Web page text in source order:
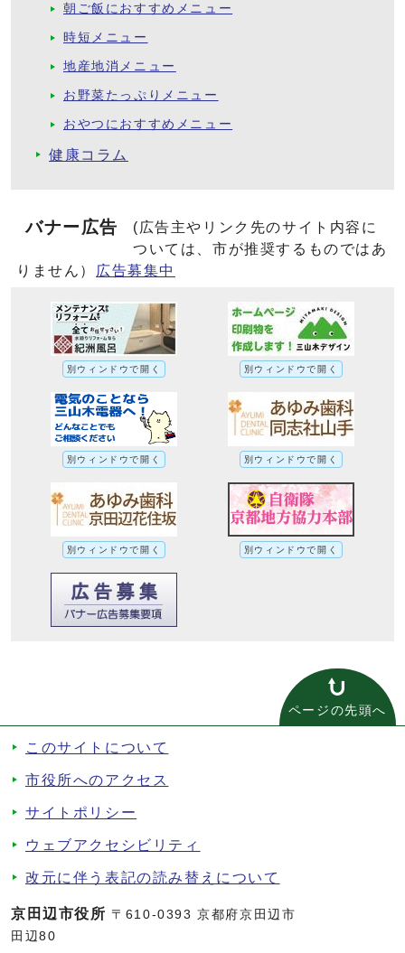
朝ご飯におすすめメニュー
時短メニュー
地産地消メニュー
お野菜たっぷりメニュー
おやつにおすすめメニュー
健康コラム
バナー広告
(広告主やリンク先のサイト内容に
ついては、市が推奨するものではあ
りません）
広告募集中
別ウィンドウで開く 別ウィンドウで開く
別ウィンドウで開く 別ウィンドウで開く
別ウィンドウで開く 別ウィンドウで開く
ページの先頭へ
このサイトについて
市役所へのアクセス
サイトポリシー
ウェブアクセシビリティ
改元に伴う表記の読み替えについて
京田辺市役所 〒610-0393 京都府京田辺市
田辺80